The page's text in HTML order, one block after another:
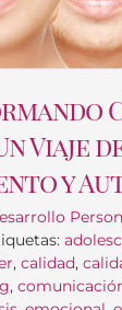
Viaje
y
, calidad,
,